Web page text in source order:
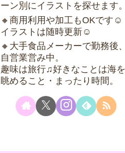
ーン別にイラストを探せます。
🔸商用利用や加工もOKです☺
イラストは随時更新☺
🔸大手食品メーカーで勤務後、
自営業営み中。
趣味は旅行♫好きなことは海を
眺めること・まったり時間。